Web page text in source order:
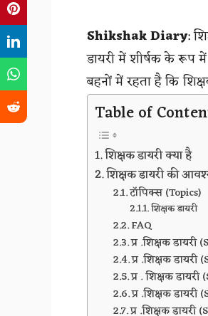
Shikshak Diary:
डायरी में शीर्षक के रूप
बहनों में रहता है कि
Table of
शिक्षक डायरी क्या है
शिक्षक डायरी की
टॉपिक्स (Topics)
शिक्षक डायरी
FAQ
प्र .शिक्षक डायरी
प्र .शिक्षक
प्र . शिक्षक
प्र .शिक्षक
प्र .शिक्षक